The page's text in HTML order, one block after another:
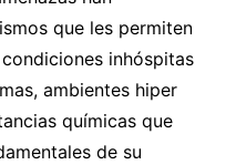
que les permiten
inhóspitas
ambientes hiper
químicas que
de su